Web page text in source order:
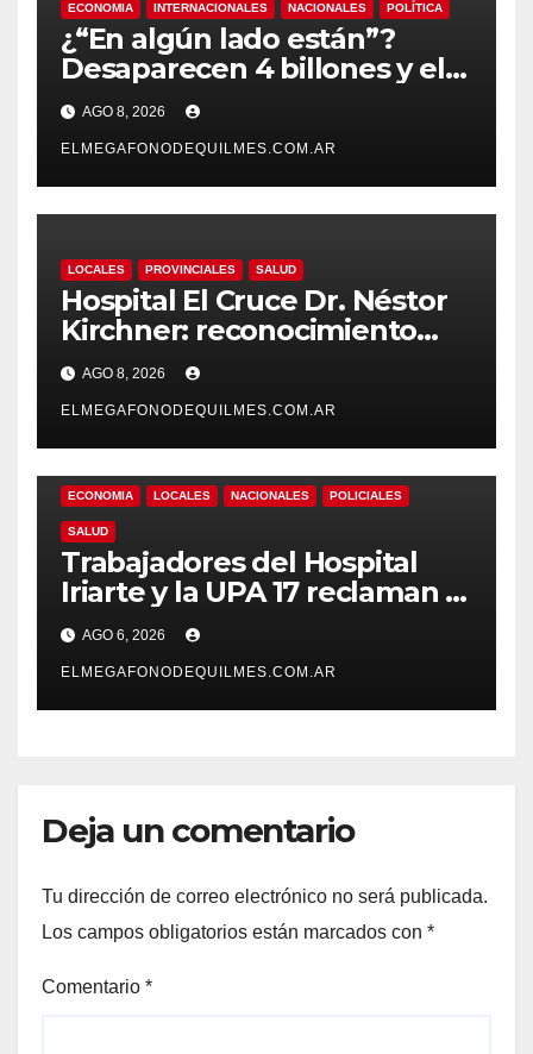
ECONOMIA INTERNACIONALES NACIONALES POLÍTICA
¿“En algún lado están”?
Desaparecen 4 billones y el
presidente del BCRA
responde con una risita
AGO 8, 2026
ELMEGAFONODEQUILMES.COM.AR
LOCALES PROVINCIALES SALUD
Hospital El Cruce Dr. Néstor
Kirchner: reconocimiento
internacional a la calidad de
su atención
AGO 8, 2026
ELMEGAFONODEQUILMES.COM.AR
ECONOMIA LOCALES NACIONALES POLICIALES
SALUD
Trabajadores del Hospital
Iriarte y la UPA 17 reclaman el
pase a planta de becarios y
mejoras laborales
AGO 6, 2026
ELMEGAFONODEQUILMES.COM.AR
Deja un comentario
Tu dirección de correo electrónico no será publicada.
Los campos obligatorios están marcados con *
Comentario *